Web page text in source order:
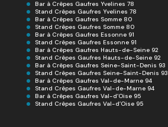
Bar à Crêpes Gaufres Yvelines 78
Stand Crêpes Gaufres Yvelines 78
Bar à Crêpes Gaufres Somme 80
Stand Crêpes Gaufres Somme 80
Bar à Crêpes Gaufres Essonne 91
Stand Crêpes Gaufres Essonne 91
Bar à Crêpes Gaufres Hauts-de-Seine 92
Stand Crêpes Gaufres Hauts-de-Seine 92
Bar à Crêpes Gaufres Seine-Saint-Denis 93
Stand Crêpes Gaufres Seine-Saint-Denis 93
Bar à Crêpes Gaufres Val-de-Marne 94
Stand Crêpes Gaufres Val-de-Marne 94
Bar à Crêpes Gaufres Val-d’Oise 95
Stand Crêpes Gaufres Val-d’Oise 95